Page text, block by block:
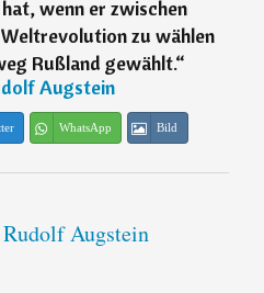
wenn er zwischen
zu wählen
Rußland gewählt.“
Augstein
WhatsApp Bild
Augstein